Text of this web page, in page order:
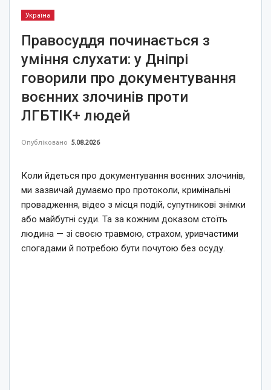
Україна
Правосуддя починається з
уміння слухати: у Дніпрі
говорили про документування
воєнних злочинів проти
ЛГБТІК+ людей
Опубліковано 5.08.2026
Коли йдеться про документування воєнних злочинів,
ми зазвичай думаємо про протоколи, кримінальні
провадження, відео з місця подій, супутникові знімки
або майбутні суди. Та за кожним доказом стоїть
людина — зі своєю травмою, страхом, уривчастими
спогадами й потребою бути почутою без осуду.